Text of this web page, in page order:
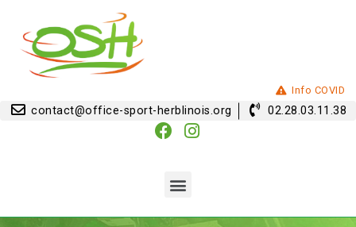
Info COVID
contact@office-sport-herblinois.org 02.28.03.11.38